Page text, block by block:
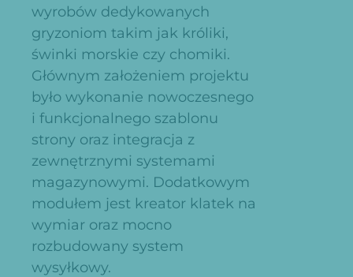
wyrobów dedykowanych
gryzoniom takim jak króliki,
świnki morskie czy chomiki.
Głównym założeniem projektu
było wykonanie nowoczesnego
i funkcjonalnego szablonu
strony oraz integracja z
zewnętrznymi systemami
magazynowymi. Dodatkowym
modułem jest kreator klatek na
wymiar oraz mocno
rozbudowany system
wysyłkowy.